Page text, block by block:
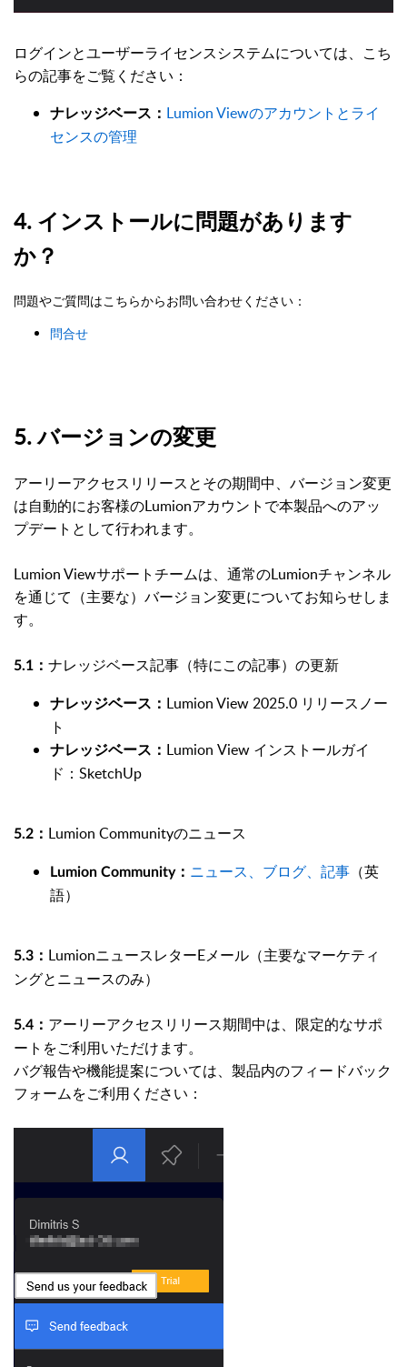
ログインとユーザーライセンスシステムについては、こち
らの記事をご覧ください：
ナレッジベース： Lumion Viewのアカウントとライ
センスの管理
4. インストールに問題があります
か？
問題やご質問はこちらからお問い合わせください：
問合せ
5. バージョンの変更
アーリーアクセスリリースとその期間中、バージョン変更
は自動的にお客様のLumionアカウントで本製品へのアッ
プデートとして行われます。
Lumion Viewサポートチームは、通常のLumionチャンネル
を通じて（主要な）バージョン変更についてお知らせしま
す。
5.1： ナレッジベース記事（特にこの記事）の更新
ナレッジベース： Lumion View 2025.0 リリースノー
ト
ナレッジベース： Lumion View インストールガイ
ド：SketchUp
5.2： Lumion Communityのニュース
Lumion Community： ニュース、ブログ、記事 （英
語）
5.3： LumionニュースレターEメール（主要なマーケティ
ングとニュースのみ）
5.4： アーリーアクセスリリース期間中は、限定的なサポ
ートをご利用いただけます。
バグ報告や機能提案については、製品内のフィードバック
フォームをご利用ください：